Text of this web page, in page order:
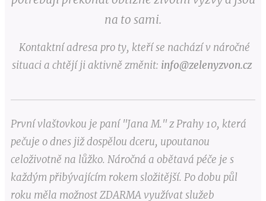
na to sami.
Kontaktní adresa pro ty, kteří se nachází v náročné
situaci a chtějí ji aktivně změnit: info@zelenyzvon.cz
První vlaštovkou je paní "Jana M." z Prahy 10, která
pečuje o dnes již dospělou dceru, upoutanou
celoživotně na lůžko. Náročná a obětavá péče je s
každým přibývajícím rokem složitější. Po dobu půl
roku měla možnost ZDARMA využívat služeb